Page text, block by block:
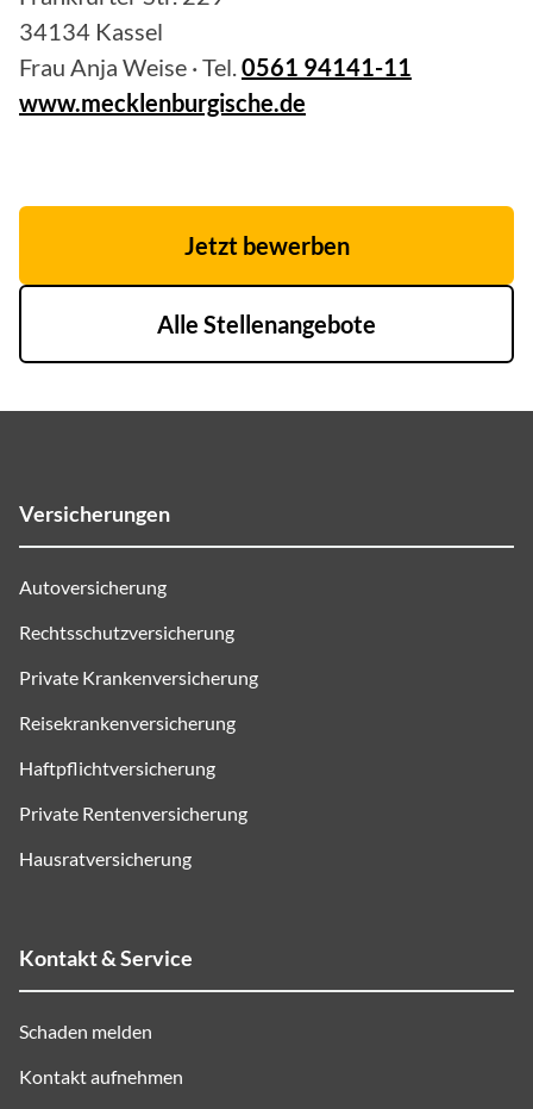
34134 Kassel
Frau Anja Weise · Tel.0561 94141-11
www.mecklenburgische.de
Jetzt bewerben
Alle Stellenangebote
Versicherungen
Autoversicherung
Rechtsschutzversicherung
Private Krankenversicherung
Reisekrankenversicherung
Haftpflichtversicherung
Private Rentenversicherung
Hausratversicherung
Kontakt & Service
Schaden melden
Kontakt aufnehmen